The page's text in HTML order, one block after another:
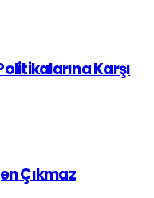
Karşı
Çıkmaz